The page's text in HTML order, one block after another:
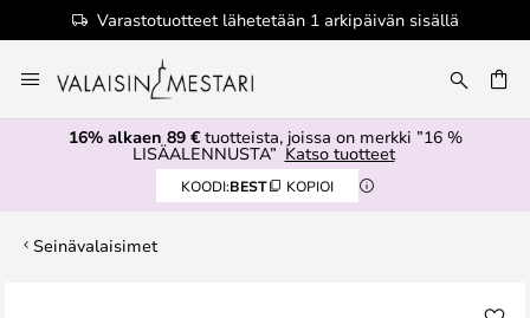
Varastotuotteet lähetetään 1 arkipäivän sisällä
to
Content
16% alkaen 89 €tuotteista, joissa on merkki ”16 %
LISÄALENNUSTA” Katso tuotteet
KOODI:BEST KOPIOI
Seinävalaisimet